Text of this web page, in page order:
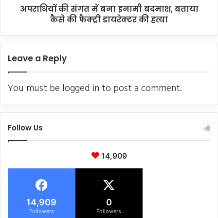
अपराधियों की संगत में बना इनामी बदमाश, बताया
कैसे की फैक्ट्री डायरेक्टर की हत्या
Leave a Reply
You must be logged in to post a comment.
Follow Us
14,909
14,909
Followers
0
Followers